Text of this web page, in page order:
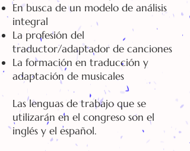
En busca de un modelo de análisis
integral
La profesión del
traductor/adaptador de canciones
La formación en traducción y
adaptación de musicales
Las lenguas de trabajo que se
utilizarán en el congreso son el
inglés y el español.